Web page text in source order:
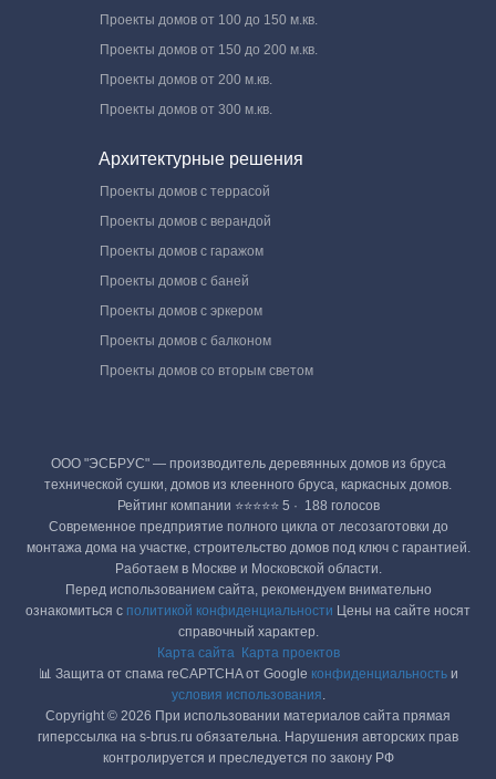
Проекты домов от 100 до 150 м.кв.
Проекты домов от 150 до 200 м.кв.
Проекты домов от 200 м.кв.
Проекты домов от 300 м.кв.
Архитектурные решения
Проекты домов с террасой
Проекты домов с верандой
Проекты домов с гаражом
Проекты домов с баней
Проекты домов с эркером
Проекты домов с балконом
Проекты домов со вторым светом
ООО "ЭСБРУС" — производитель деревянных домов из бруса
технической сушки, домов из клеенного бруса, каркасных домов.
Рейтинг компании ⭐⭐⭐⭐⭐ 5 · ‎ 188 голосов
Современное предприятие полного цикла от лесозаготовки до
монтажа дома на участке, строительство домов под ключ с гарантией.
Работаем в Москве и Московской области.
Перед использованием сайта, рекомендуем внимательно
ознакомиться с политикой конфиденциальности Цены на сайте носят
справочный характер.
Карта сайта
Карта проектов
📊 Защита от спама reCAPTCHA от Google конфиденциальностьи
условия использования.
Copyright © 2026 При использовании материалов сайта прямая
гиперссылка на s-brus.ru обязательна. Нарушения авторских прав
контролируется и преследуется по закону РФ